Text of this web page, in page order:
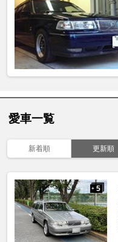
愛車一覧
新着順 更新順
+ 5